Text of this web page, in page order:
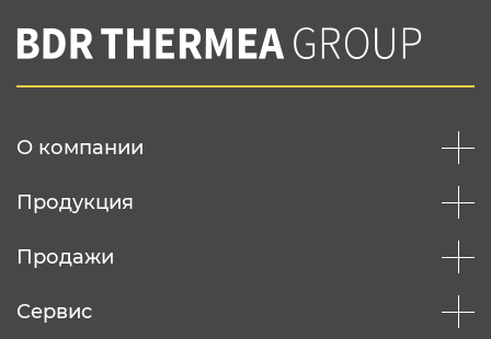
Вы соглашаетесь с нашей политикой
конфеденциальности
О компании
Продукция
Продажи
Сервис